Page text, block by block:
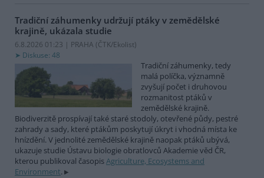
Tradiční záhumenky udržují ptáky v zemědělské
krajině, ukázala studie
6.8.2026 01:23 | PRAHA (ČTK/Ekolist)
Diskuse: 48
Tradiční záhumenky, tedy
malá políčka, významně
zvyšují počet i druhovou
rozmanitost ptáků v
zemědělské krajině.
Biodiverzitě prospívají také staré stodoly, otevřené půdy, pestré
zahrady a sady, které ptákům poskytují úkryt i vhodná místa ke
hnízdění. V jednolité zemědělské krajině naopak ptáků ubývá,
ukazuje studie Ústavu biologie obratlovců Akademie věd ČR,
kterou publikoval časopisAgriculture, Ecosystems and
Environment.